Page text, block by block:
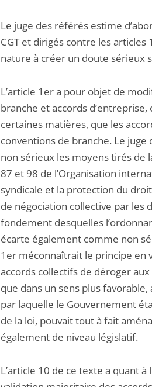
Le juge des référés estime
CGT et dirigés contre les
nature à créer un doute sérieux
L’article 1er a pour objet de
branche et accords
certaines matières, que les
conventions de branche. Le
non sérieux les moyens tirés de
87 et 98 de l’Organisation
syndicale et la protection du
de négociation collective par les
fondement desquelles
écarte également comme non
1er méconnaîtrait le principe
accords collectifs de déroger
que dans un sens plus
par laquelle le Gouvernement
de la loi, pouvait tout à fait
également de niveau législatif.
L’article 10 de ce texte a quant